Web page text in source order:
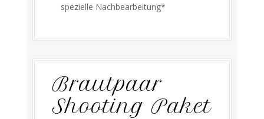
spezielle Nachbearbeitung*
Brautpaar
Shooting Paket